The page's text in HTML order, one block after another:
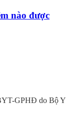
nào được
GPHĐ do Bộ Y